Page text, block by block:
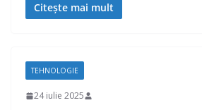
Citește mai mult
TEHNOLOGIE
24 iulie 2025